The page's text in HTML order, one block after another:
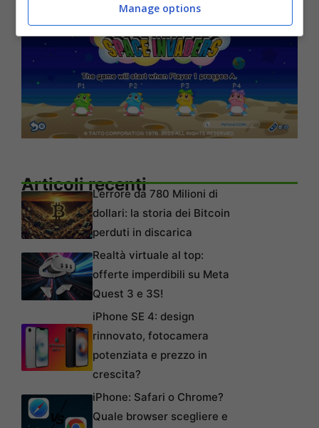
Articoli recentiL’errore da 780 Milioni di
dollari: la storia dei Bitcoin
perduti in discarica
Realtà virtuale al top:
offerte imperdibili su Meta
Quest 3 e 3S!
iPhone SE 4: design
rinnovato, fotocamera
potenziata e prezzo in
crescita?
iPhone: Safari o Chrome?
Quale browser scegliere e
Manage options